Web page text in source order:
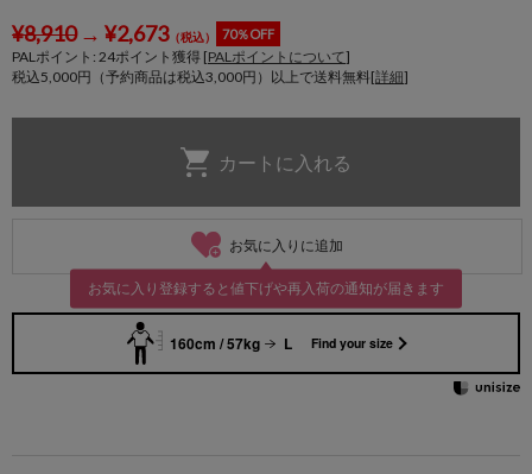
¥8,910→ ¥2,673（税込） 70％OFF
PALポイント: 24ポイント獲得 [PALポイントについて]
税込5,000円（予約商品は税込3,000円）以上で送料無料[詳細]
お気に入りに追加
お気に入り登録すると値下げや再入荷の通知が届きます
160cm / 57kg L Find your size